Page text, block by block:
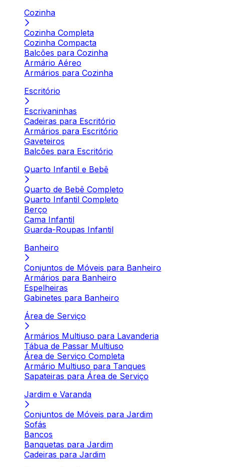
Cozinha
Cozinha Completa
Cozinha Compacta
Balcões para Cozinha
Armário Aéreo
Armários para Cozinha
Escritório
Escrivaninhas
Cadeiras para Escritório
Armários para Escritório
Gaveteiros
Balcões para Escritório
Quarto Infantil e Bebê
Quarto de Bebê Completo
Quarto Infantil Completo
Berço
Cama Infantil
Guarda-Roupas Infantil
Banheiro
Conjuntos de Móveis para Banheiro
Armários para Banheiro
Espelheiras
Gabinetes para Banheiro
Área de Serviço
Armários Multiuso para Lavanderia
Tábua de Passar Multiuso
Área de Serviço Completa
Armário Multiuso para Tanques
Sapateiras para Área de Serviço
Jardim e Varanda
Conjuntos de Móveis para Jardim
Sofás
Bancos
Banquetas para Jardim
Cadeiras para Jardim